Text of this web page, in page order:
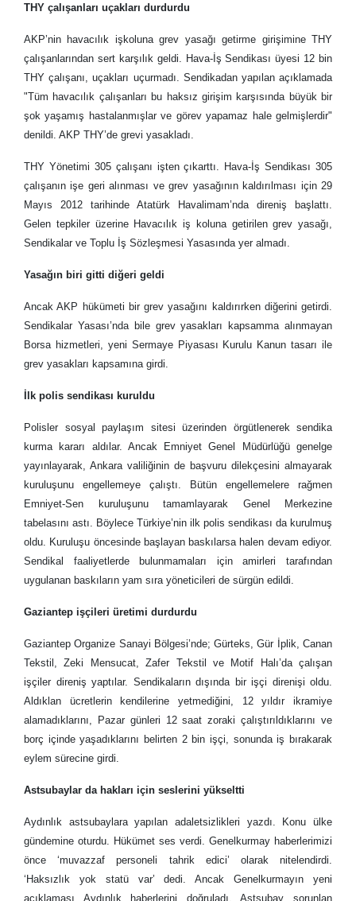
THY çalışanları uçakları durdurdu
AKP’nin havacılık işkoluna grev yasağı getirme girişimine THY
çalışanlarından sert karşılık geldi. Hava-İş Sendikası üyesi 12 bin
THY çalışanı, uçakları uçurmadı. Sendikadan yapılan açıklamada
"Tüm havacılık çalışanları bu haksız girişim karşısında büyük bir
şok yaşamış hastalanmışlar ve görev yapamaz hale gelmişlerdir"
denildi. AKP THY’de grevi yasakladı.
THY Yönetimi 305 çalışanı işten çıkarttı. Hava-İş Sendikası 305
çalışanın işe geri alınması ve grev yasağının kaldırılması için 29
Mayıs 2012 tarihinde Atatürk Havalimam’nda direniş başlattı.
Gelen tepkiler üzerine Havacılık iş koluna getirilen grev yasağı,
Sendikalar ve Toplu İş Sözleşmesi Yasasında yer almadı.
Yasağın biri gitti diğeri geldi
Ancak AKP hükümeti bir grev yasağını kaldırırken diğerini getirdi.
Sendikalar Yasası’nda bile grev yasakları kapsamma alınmayan
Borsa hizmetleri, yeni Sermaye Piyasası Kurulu Kanun tasarı ile
grev yasakları kapsamına girdi.
İlk polis sendikası kuruldu
Polisler sosyal paylaşım sitesi üzerinden örgütlenerek sendika
kurma kararı aldılar. Ancak Emniyet Genel Müdürlüğü genelge
yayınlayarak, Ankara valiliğinin de başvuru dilekçesini almayarak
kuruluşunu engellemeye çalıştı. Bütün engellemelere rağmen
Emniyet-Sen kuruluşunu tamamlayarak Genel Merkezine
tabelasını astı. Böylece Türkiye’nin ilk polis sendikası da kurulmuş
oldu. Kuruluşu öncesinde başlayan baskılarsa halen devam ediyor.
Sendikal faaliyetlerde bulunmamaları için amirleri tarafından
uygulanan baskıların yam sıra yöneticileri de sürgün edildi.
Gaziantep işçileri üretimi durdurdu
Gaziantep Organize Sanayi Bölgesi’nde; Gürteks, Gür İplik, Canan
Tekstil, Zeki Mensucat, Zafer Tekstil ve Motif Halı’da çalışan
işçiler direniş yaptılar. Sendikaların dışında bir işçi direnişi oldu.
Aldıklan ücretlerin kendilerine yetmediğini, 12 yıldır ikramiye
alamadıklarını, Pazar günleri 12 saat zoraki çalıştırıldıklarını ve
borç içinde yaşadıklarını belirten 2 bin işçi, sonunda iş bırakarak
eylem sürecine girdi.
Astsubaylar da hakları için seslerini yükseltti
Aydınlık astsubaylara yapılan adaletsizlikleri yazdı. Konu ülke
gündemine oturdu. Hükümet ses verdi. Genelkurmay haberlerimizi
önce ‘muvazzaf personeli tahrik edici’ olarak nitelendirdi.
‘Haksızlık yok statü var’ dedi. Ancak Genelkurmayın yeni
açıklaması Aydınlık haberlerini doğruladı. Astsubay sorunlan